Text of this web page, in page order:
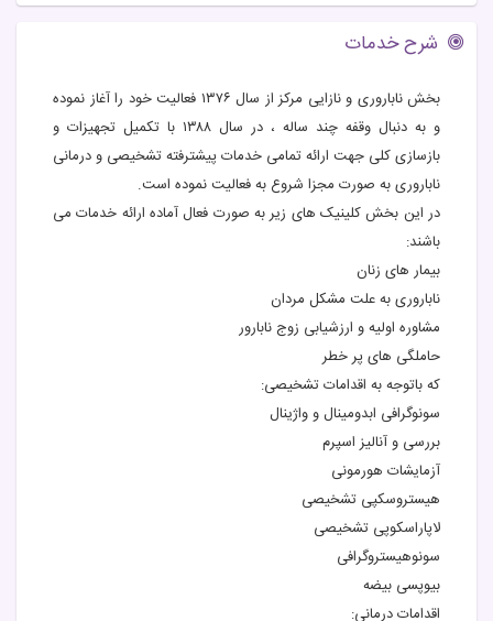
شرح خدمات
بخش ناباروری و نازایی مرکز از سال ۱۳۷۶ فعالیت خود را آغاز نموده
و به دنبال وقفه چند ساله ، در سال ۱۳۸۸ با تکمیل تجهیزات و
بازسازی کلی جهت ارائه تمامی خدمات پیشترفته تشخیصی و درمانی
ناباروری به صورت مجزا شروع به فعالیت نموده است.
در این بخش کلینیک های زیر به صورت فعال آماده ارائه خدمات می
باشند:
بیمار های زنان
ناباروری به علت مشکل مردان
مشاوره اولیه و ارزشیابی زوج نابارور
حاملگی های پر خطر
که باتوجه به اقدامات تشخیصی:
سونوگرافی ابدومینال و واژینال
بررسی و آنالیز اسپرم
آزمایشات هورمونی
هیستروسکپی تشخیصی
لاپاراسکوپی تشخیصی
سونوهیستروگرافی
بیوپسی بیضه
اقدامات درمانی: